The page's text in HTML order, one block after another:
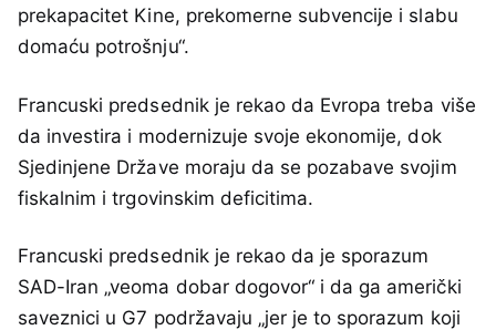
prekapacitet Kine, prekomerne subvencije i slabu
domaću potrošnju“.
Francuski predsednik je rekao da Evropa treba više
da investira i modernizuje svoje ekonomije, dok
Sjedinjene Države moraju da se pozabave svojim
fiskalnim i trgovinskim deficitima.
Francuski predsednik je rekao da je sporazum
SAD-Iran „veoma dobar dogovor“ i da ga američki
saveznici u G7 podržavaju „jer je to sporazum koji